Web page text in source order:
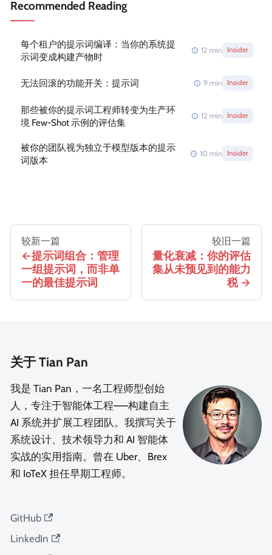
Recommended Reading
每个租户的提示词编译：当你的系统提
示词变成构建产物时
12 min Insider
无法回滚的功能开关：提示词 9 min Insider
那些被你的提示词工程师转变为生产环
境 Few-Shot 示例的评估集
12 min Insider
被你的团队视为独立于模型版本的提示
词版本
10 min Insider
较新一篇
提示词组合：管理
一组提示词，而非单
一的最佳提示词
较旧一篇
量化衰减：你的评估
集从未预见到的能力
税
关于 Tian Pan
我是 Tian Pan，一名工程师型创始
人，专注于智能体工程——构建自主
AI 系统并扩展工程团队。我撰写关于
系统设计、技术领导力和 AI 智能体
实战的实用指南。曾在 Uber、Brex
和 IoTeX 担任早期工程师。
GitHub
LinkedIn